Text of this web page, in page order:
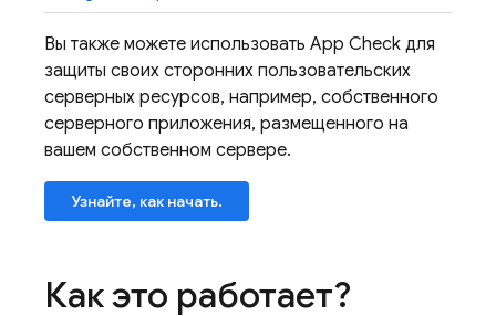
Вы также можете использовать App Check для
защиты своих сторонних пользовательских
серверных ресурсов, например, собственного
серверного приложения, размещенного на
вашем собственном сервере.
Узнайте, как начать.
Как это работает?